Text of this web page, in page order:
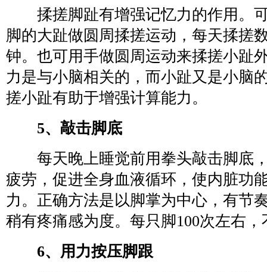
揉搓脚趾有增强记忆力的作用。
脚的大趾做圆周揉搓运动，每天揉搓
钟。也可用手做圆周运动来揉搓小趾
力是与小脑相关的，而小趾又是小脑
搓小趾有助于增强计算能力。
5、敲击脚底
每天晚上睡觉前用拳头敲击脚底
疲劳，促进全身血液循环，使内脏功
力。正确方法是以脚掌为中心，有节
稍有疼痛感为度。每只脚100次左右
6、用力按压脚跟